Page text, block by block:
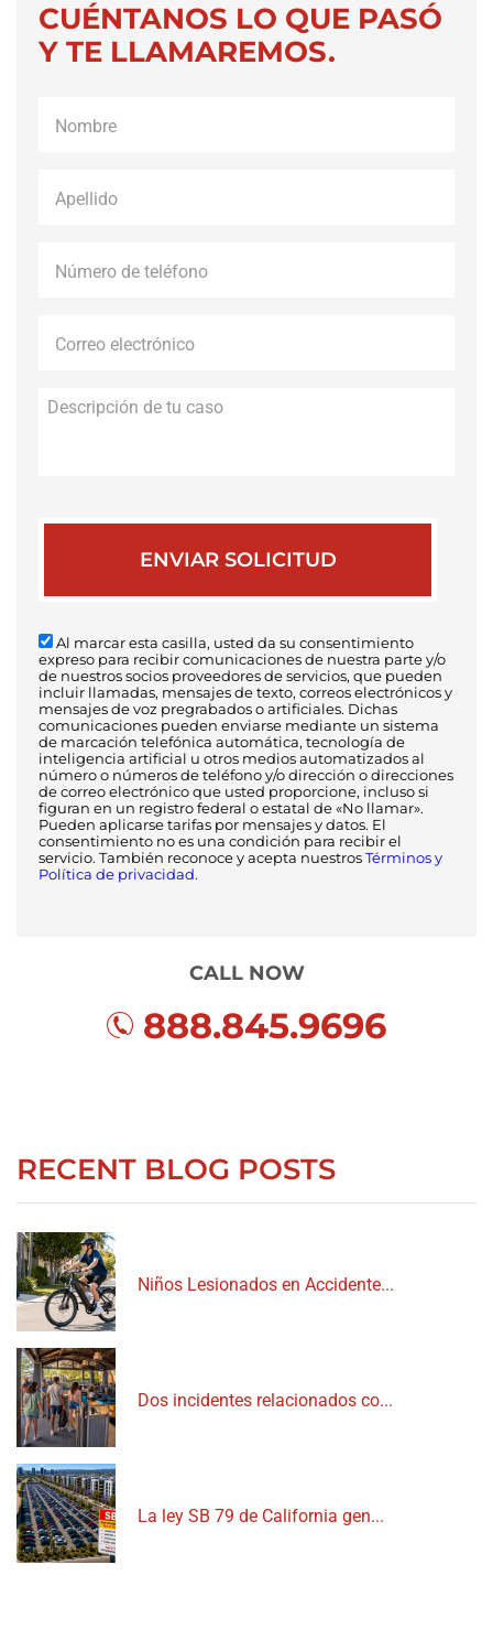
CUÉNTANOS LO QUE PASÓ
Y TE LLAMAREMOS.
de
electrónico *
Al marcar esta casilla, usted da su consentimiento
expreso para recibir comunicaciones de nuestra parte y/o
de nuestros socios proveedores de servicios, que pueden
incluir llamadas, mensajes de texto, correos electrónicos y
mensajes de voz pregrabados o artificiales. Dichas
comunicaciones pueden enviarse mediante un sistema
de marcación telefónica automática, tecnología de
inteligencia artificial u otros medios automatizados al
número o números de teléfono y/o dirección o direcciones
de correo electrónico que usted proporcione, incluso si
figuran en un registro federal o estatal de «No llamar».
Pueden aplicarse tarifas por mensajes y datos. El
consentimiento no es una condición para recibir el
servicio. También reconoce y acepta nuestros Términos y
Política de privacidad.
CALL NOW
888.845.9696
RECENT BLOG POSTS
Niños Lesionados en Accidente...
Dos incidentes relacionados co...
La ley SB 79 de California gen...